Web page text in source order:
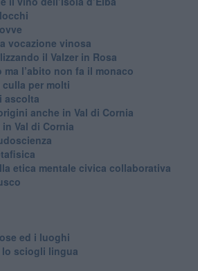
vocazione vinosa
il Valzer in Rosa
l’abito non fa il monaco
per molti
ascolta
anche in Val di Cornia
Val di Cornia
etica mentale civica collaborativa
ed i luoghi
sciogli lingua